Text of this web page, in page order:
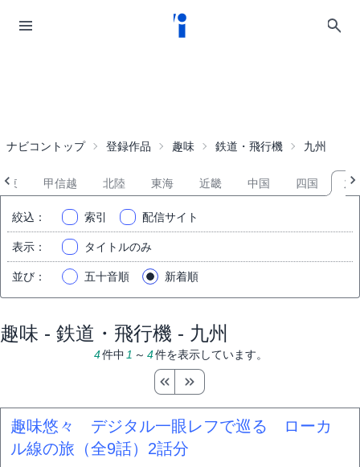
ナビコントップ 登録作品 趣味 鉄道・飛行機 九州
東 甲信越 北陸 東海 近畿 中国 四国 九
絞込 ： 索引 配信サイト
表示 ： タイトルのみ
並び ： 五十音順 新着順
趣味 - 鉄道・飛行機 - 九州
4件中 1 ～ 4件を表示しています。
趣味悠々 デジタル一眼レフで巡る ローカ
ル線の旅（全9話） 2話分